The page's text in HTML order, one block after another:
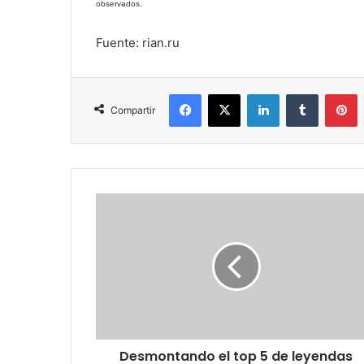
observados.
Fuente: rian.ru
Compartir
Facebook
X LinkedInTumblr
sector
Desmontando el top 5 de leyendas